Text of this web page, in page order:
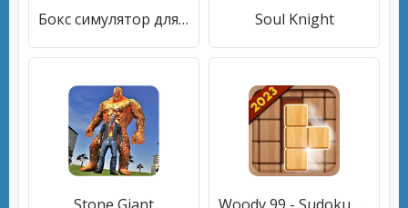
Бокс симулятор для Brawl Stars Soul Knight